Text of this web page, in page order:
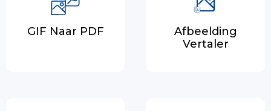
GIF Naar PDF
Afbeelding
Vertaler